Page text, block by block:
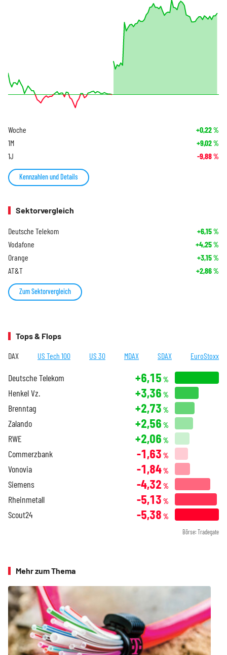
Woche +0,22%
1M +9,02%
1J -9,88%
Kennzahlen und Details
Sektorvergleich
Deutsche Telekom +6,15%
Vodafone +4,25%
Orange +3,15%
AT&T +2,86%
Zum Sektorvergleich
Tops & Flops
DAX US Tech 100 US 30 MDAX SDAX EuroStoxx
Deutsche Telekom +6,15 %
Henkel Vz. +3,36 %
Brenntag +2,73 %
Zalando +2,56 %
RWE +2,06 %
Commerzbank -1,63 %
Vonovia -1,84%
Siemens -4,32 %
Rheinmetall -5,13 %
Scout24 -5,38 %
Börse: Tradegate
Mehr zum Thema